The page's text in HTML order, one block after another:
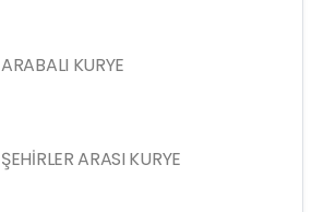
ARABALI KURYE
ŞEHİRLER ARASI KURYE